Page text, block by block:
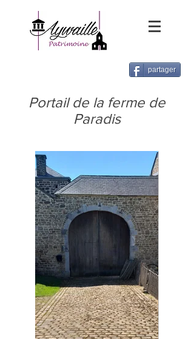
partager
Portail de la ferme de
Paradis